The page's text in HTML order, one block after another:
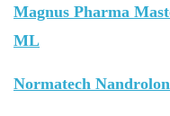
Magnus Pharma
ML
Normatech